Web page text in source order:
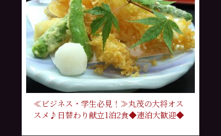
≪ビジネス・学生必見！≫丸茂の大将オス
スメ♪日替わり献立1泊2食◆連泊大歓迎◆